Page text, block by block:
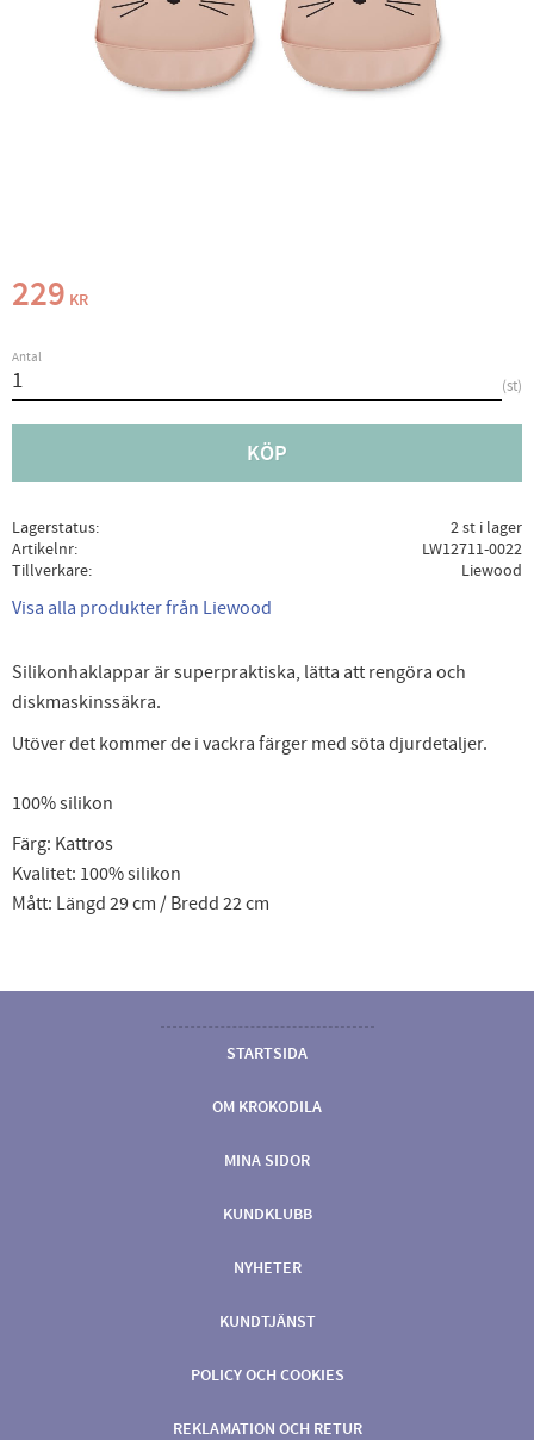
229 KR
Antal
st
KÖP
Lagerstatus
2 st i lager
Artikelnr
LW12711-0022
Tillverkare
Liewood
Visa alla produkter från Liewood
Silikonhaklappar är superpraktiska, lätta att rengöra och
diskmaskinssäkra.
Utöver det kommer de i vackra färger med söta djurdetaljer.
100% silikon
Färg: Kattros
Kvalitet: 100% silikon
Mått: Längd 29 cm / Bredd 22 cm
STARTSIDA
OM KROKODILA
MINA SIDOR
KUNDKLUBB
NYHETER
KUNDTJÄNST
POLICY OCH COOKIES
REKLAMATION OCH RETUR